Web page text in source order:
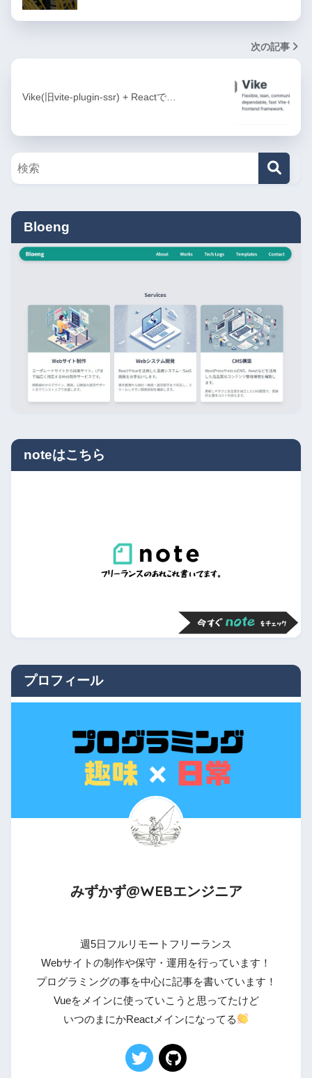
次の記事
Vike(旧vite-plugin-ssr) + Reactで…
Bloeng
noteはこちら
プロフィール
みずかず@WEBエンジニア
週5日フルリモートフリーランス
Webサイトの制作や保守・運用を行っています！
プログラミングの事を中心に記事を書いています！
Vueをメインに使っていこうと思ってたけど
いつのまにかReactメインになってる